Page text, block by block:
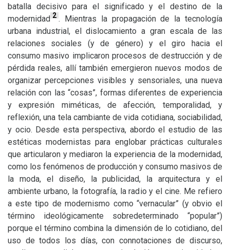
batalla decisivo para el significado y el destino de la
modernidad 2 . Mientras la propagación de la tecnología
urbana industrial, el dislocamiento a gran escala de las
relaciones sociales (y de género) y el giro hacia el
consumo masivo implicaron procesos de destrucción y de
pérdida reales, allí también emergieron nuevos modos de
organizar percepciones visibles y sensoriales, una nueva
relación con las “cosas”, formas diferentes de experiencia
y expresión miméticas, de afección, temporalidad, y
reflexión, una tela cambiante de vida cotidiana, sociabilidad,
y ocio. Desde esta perspectiva, abordo el estudio de las
estéticas modernistas para englobar prácticas culturales
que articularon y mediaron la experiencia de la modernidad,
como los fenómenos de producción y consumo masivos de
la moda, el diseño, la publicidad, la arquitectura y el
ambiente urbano, la fotografía, la radio y el cine. Me refiero
a este tipo de modernismo como “vernacular” (y obvio el
término ideológicamente sobredeterminado “popular”)
porque el término combina la dimensión de lo cotidiano, del
uso de todos los días, con connotaciones de discurso,